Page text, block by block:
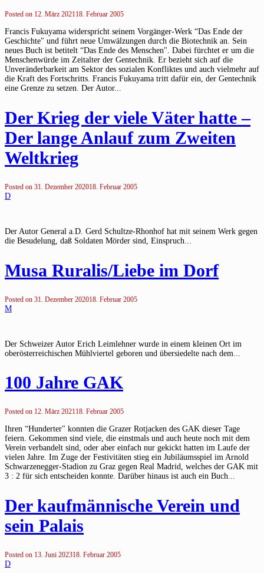
Posted on 12. März 202118. Februar 2005
Francis Fukuyama widerspricht seinem Vorgänger-Werk “Das Ende der
Geschichte" und führt neue Umwälzungen durch die Biotechnik an. Sein
neues Buch ist betitelt “Das Ende des Menschen". Dabei fürchtet er um die
Menschenwürde im Zeitalter der Gentechnik. Er bezieht sich auf die
Unveränderbarkeit am Sektor des sozialen Konfliktes und auch vielmehr auf
die Kraft des Fortschritts. Francis Fukuyama tritt dafür ein, der Gentechnik
eine Grenze zu setzen. Der Autor...
Der Krieg der viele Väter hatte –
Der lange Anlauf zum Zweiten
Weltkrieg
Posted on 31. Dezember 202018. Februar 2005
D
Der Autor General a.D. Gerd Schultze-Rhonhof hat mit seinem Werk gegen
die Besudelung, daß Soldaten Mörder sind, Einspruch...
Musa Ruralis/Liebe im Dorf
Posted on 31. Dezember 202018. Februar 2005
M
Der Schweizer Autor Erich Leimlehner wurde in einem kleinen Ort im
oberösterreichischen Mühlviertel geboren und übersiedelte nach dem...
100 Jahre GAK
Posted on 12. März 202118. Februar 2005
Ihren “Hunderter" konnten die Grazer Rotjacken des GAK dieser Tage
feiern. Gekommen sind viele, die einstmals und auch heute noch mit dem
Verein verbandelt sind, oder aber einfach nur gekickt hatten im Laufe der
vielen Jahre. Im Zuge der Festivitäten stieg ein Jubiläumsspiel im Arnold
Schwarzenegger-Stadion zu Graz gegen Real Madrid, welches der GAK mit
3 : 2 für sich entscheiden konnte. Darüber hinaus ist auch ein Buch...
Der kaufmännische Verein und
sein Palais
Posted on 13. Juni 202318. Februar 2005
D